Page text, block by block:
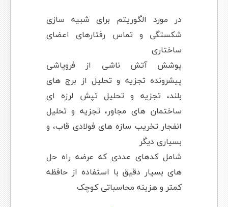
در مورد الگوریتم برای شبیه سازی
شکستگی و تماس رفتارهای اعضای
ساختاری
پوشش آتش ناشی از فروپاشی
پیشرونده تجزیه و تحلیل از برج های
بلند، تجزیه و تحلیل تپش لرزه ای
ساختمان های مجاور، تجزیه و تحلیل
انفجار تخریب سازه های فولادی قاب، و
بسیاری دیگر
شامل کدهای عددی که عرضه راه حل
های بسیار دقیق با استفاده از حافظه
کمتر و هزینه محاسباتی کوچک